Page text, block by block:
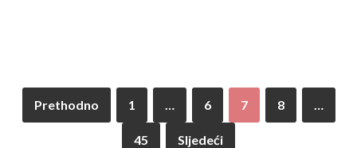
Prethodno 1 6 7 8
45 Sljedeći